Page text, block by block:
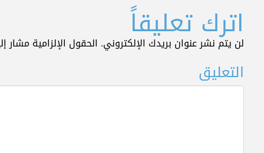
اترك تعليقاً
لن يتم نشر عنوان بريدك الإلكتروني. الحقول الإلزامية مشار
التعليق